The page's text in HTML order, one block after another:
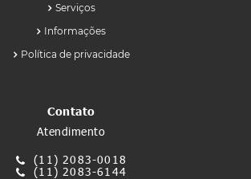
Serviços
Informações
Política de privacidade
Contato
Atendimento
(11) 2083-0018
(11) 2083-6144